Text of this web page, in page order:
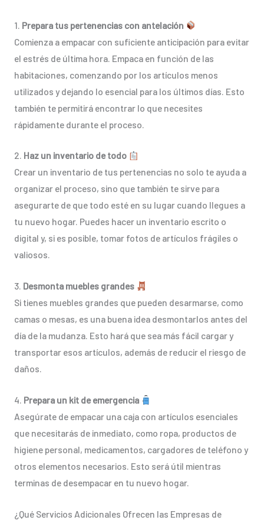
1. Prepara tus pertenencias con antelación
Comienza a empacar con suficiente anticipación para evitar
el estrés de última hora. Empaca en función de las
habitaciones, comenzando por los artículos menos
utilizados y dejando lo esencial para los últimos días. Esto
también te permitirá encontrar lo que necesites
rápidamente durante el proceso.
2. Haz un inventario de todo
Crear un inventario de tus pertenencias no solo te ayuda a
organizar el proceso, sino que también te sirve para
asegurarte de que todo esté en su lugar cuando llegues a
tu nuevo hogar. Puedes hacer un inventario escrito o
digital y, si es posible, tomar fotos de artículos frágiles o
valiosos.
3. Desmonta muebles grandes
Si tienes muebles grandes que pueden desarmarse, como
camas o mesas, es una buena idea desmontarlos antes del
día de la mudanza. Esto hará que sea más fácil cargar y
transportar esos artículos, además de reducir el riesgo de
daños.
4. Prepara un kit de emergencia
Asegúrate de empacar una caja con artículos esenciales
que necesitarás de inmediato, como ropa, productos de
higiene personal, medicamentos, cargadores de teléfono y
otros elementos necesarios. Esto será útil mientras
terminas de desempacar en tu nuevo hogar.
¿Qué Servicios Adicionales Ofrecen las Empresas de